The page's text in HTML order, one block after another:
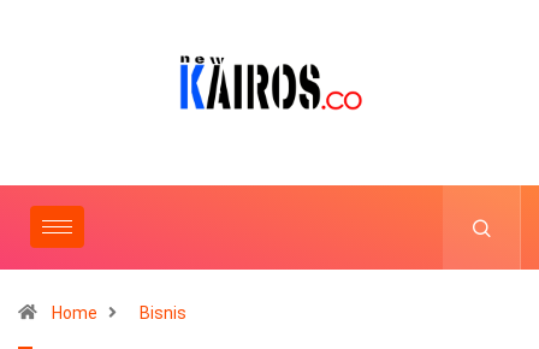
Home Bisnis